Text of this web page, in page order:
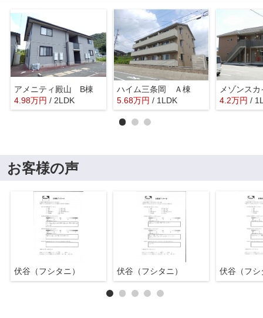
アメニティ殿山 B棟
4.98万円 / 2LDK
ハイム三条岡 Ａ棟
5.68万円 / 1LDK 4.2万円 /
お客様の声
伏谷（フシタニ） 伏谷（フシタニ） 伏谷（フシ